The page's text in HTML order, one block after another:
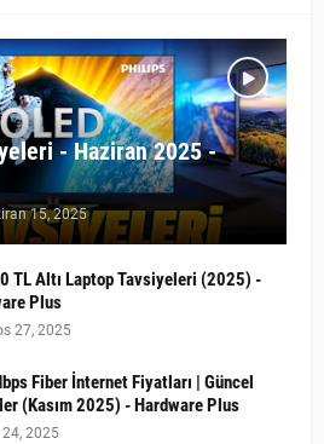
- Haziran 2025 -
15, 2025
TL Altı Laptop Tavsiyeleri (2025) -
Plus
27, 2025
Fiber İnternet Fiyatları | Güncel
(Kasım 2025) - Hardware Plus
24, 2025